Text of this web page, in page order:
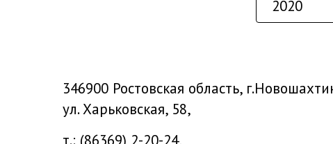
346900 Ростовская область,
ул. Харьковская, 58,
т.: (86369) 2-20-24,